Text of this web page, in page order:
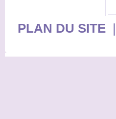
PLAN DU SITE|